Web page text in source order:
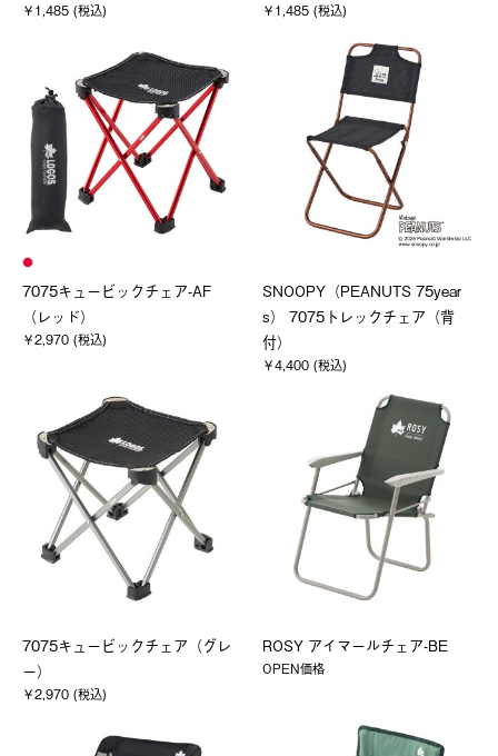
￥1,485 (税込) ￥1,485 (税込)
7075キュービックチェア-AF
（レッド）
￥2,970 (税込)
SNOOPY（PEANUTS 75year
s） 7075トレックチェア（背
付）
￥4,400 (税込)
7075キュービックチェア（グレ
ー）
￥2,970 (税込)
ROSY アイマールチェア-BE
OPEN価格